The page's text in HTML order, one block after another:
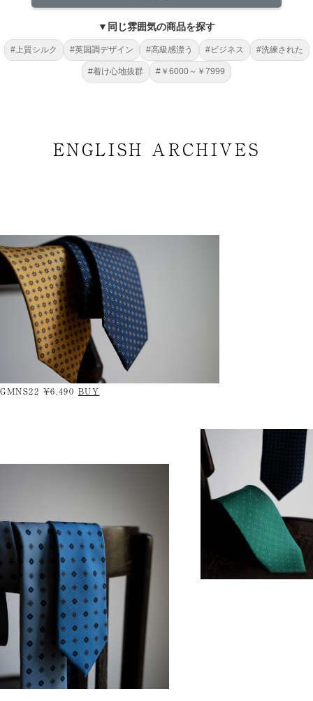
▼同じ雰囲気の商品を探す
#上質シルク #英国調デザイン #高級感漂う #ビジネス #洗練された
#着け心地抜群 #￥6000～￥7999
ENGLISH ARCHIVES
GMNS22 ¥6,490 BUY